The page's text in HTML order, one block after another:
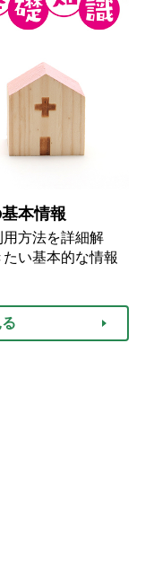
本情報
方法を詳細解
い基本的な情報